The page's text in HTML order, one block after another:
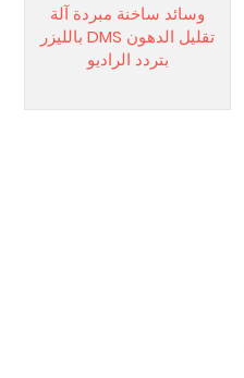
وسائد ساخنة مبردة آلة
تقليل الدهون DMS بالليزر
بتردد الراديو